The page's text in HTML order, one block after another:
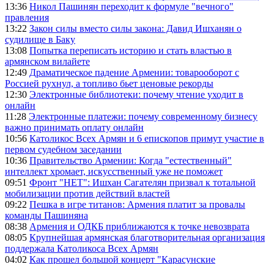
13:36 Никол Пашинян переходит к формуле "вечного"
правления
13:22 Закон силы вместо силы закона: Давид Ишханян о
судилище в Баку
13:08 Попытка переписать историю и стать властью в
армянском вилайете
12:49 Драматическое падение Армении: товарооборот с
Россией рухнул, а топливо бьет ценовые рекорды
12:30 Электронные библиотеки: почему чтение уходит в
онлайн
11:28 Электронные платежи: почему современному бизнесу
важно принимать оплату онлайн
10:56 Католикос Всех Армян и 6 епископов примут участие в
первом судебном заседании
10:36 Правительство Армении: Когда "естественный"
интеллект хромает, искусственный уже не поможет
09:51 Фронт "НЕТ": Ишхан Сагателян призвал к тотальной
мобилизации против действий властей
09:22 Пешка в игре титанов: Армения платит за провалы
команды Пашиняна
08:38 Армения и ОДКБ приближаются к точке невозврата
08:05 Крупнейшая армянская благотворительная организация
поддержала Католикоса Всех Армян
04:02 Как прошел большой концерт "Карасунские